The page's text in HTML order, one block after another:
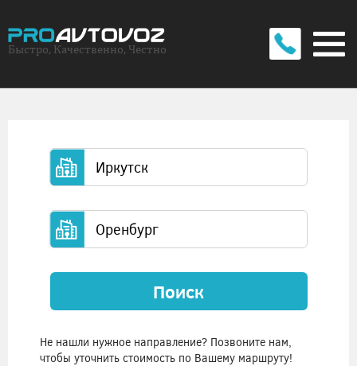
Быстро, Качественно, Честно
Поиск
Не нашли нужное направление? Позвоните нам,
чтобы уточнить стоимость по Вашему маршруту!